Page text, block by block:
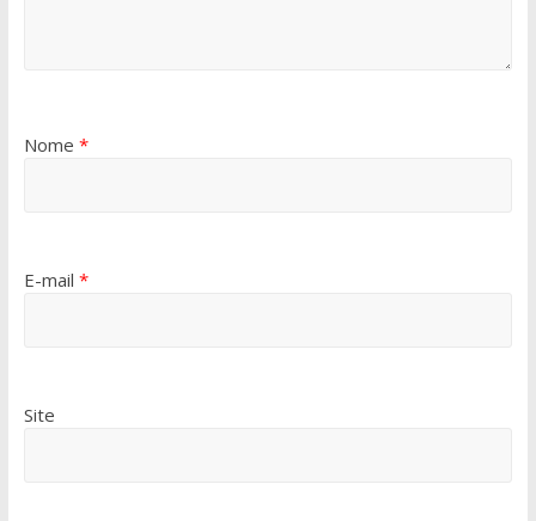
Nome *
E-mail *
Site